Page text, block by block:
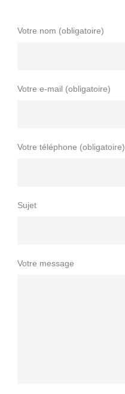
Votre nom (obligatoire)
Votre e-mail (obligatoire)
Votre téléphone (obligatoire)
Sujet
Votre message